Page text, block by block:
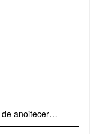
de anoitecer…